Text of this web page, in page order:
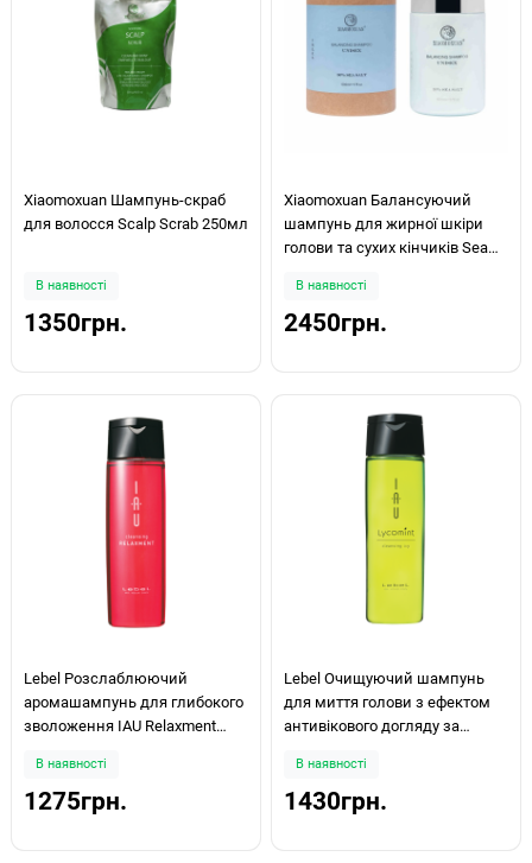
Xiaomoxuan Шампунь-скраб
для волосся Scalp Scrab 250мл
В наявності
1350грн.
Xiaomoxuan Балансуючий
шампунь для жирної шкіри
голови та сухих кінчиків Sea
В наявності
2450грн.
Lebel Розслаблюючий
аромашампунь для глибокого
зволоження IAU Relaxment
В наявності
1275грн.
Lebel Очищуючий шампунь
для миття голови з ефектом
антивікового догляду за
морозної свіжості IAU Lycomint
Cleansing ICY 200ml
В наявності
1430грн.